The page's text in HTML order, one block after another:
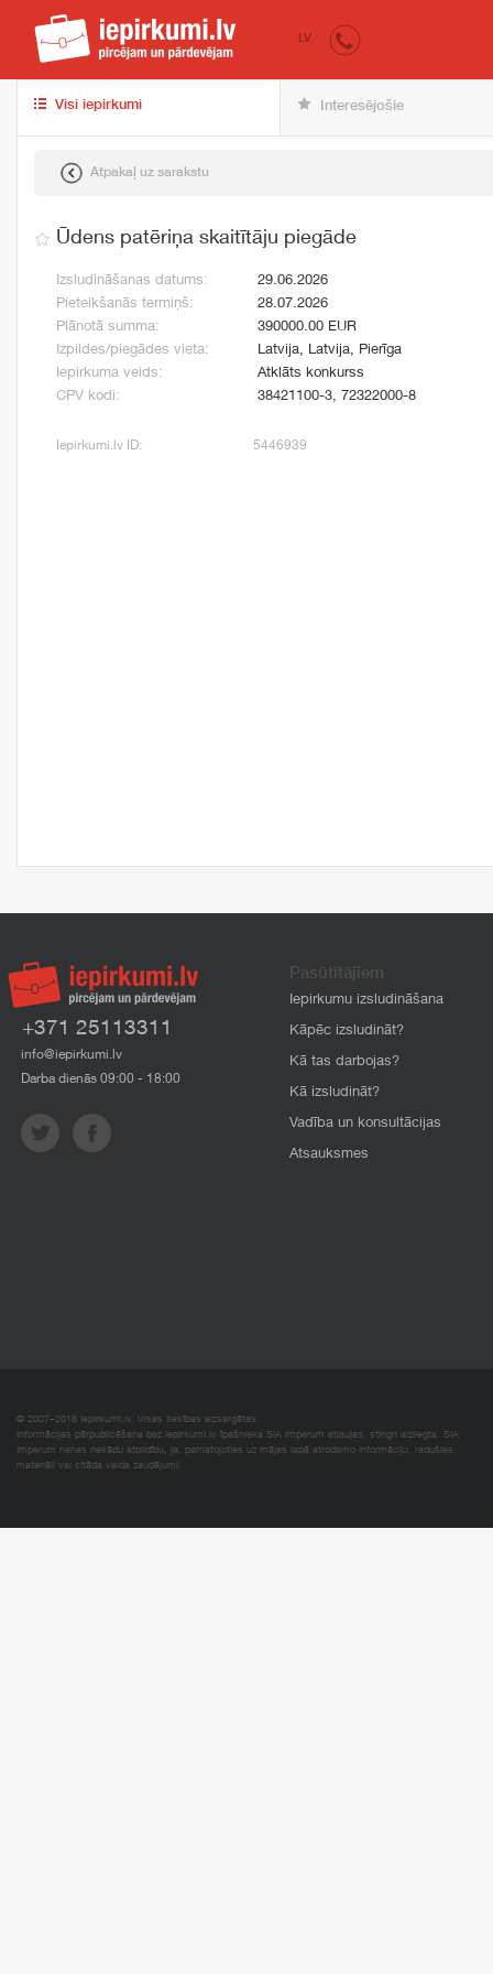
iepirkumi.lv
LV
Visi iepirkumi Interesējošie
Atpakaļ uz sarakstu
Ūdens patēriņa skaitītāju piegāde
Izsludināšanas datums:
29.06.2026
Pieteikšanās termiņš:
28.07.2026
Plānotā summa:
390000.00 EUR
Izpildes/piegādes vieta:
Latvija, Latvija, Pierīga
Iepirkuma veids:
Atklāts konkurss
CPV kodi:
38421100-3, 72322000-8
Iepirkumi.lv ID: 5446939
+371 25113311
info@iepirkumi.lv
Darba dienās 09:00 - 18:00
Pasūtītājiem
Iepirkumu izsludināšana
Kāpēc izsludināt?
Kā tas darbojas?
Kā izsludināt?
Vadība un konsultācijas
Atsauksmes
© 2007–2018 Iepirkumi.lv. Visas tiesības aizsargātas.
Informācijas pārpublicēšana bez iepirkumi.lv īpašnieka SIA Imperum atļaujas, stingri aizliegta. SIA
Imperum nenes nekādu atbildību, ja, pamatojoties uz mājas lapā atrodamo informāciju, radušies
materiāli vai citāda veida zaudējumi.